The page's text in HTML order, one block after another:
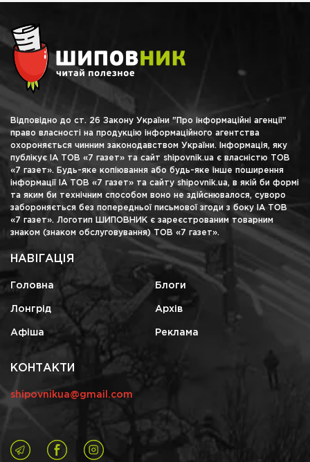
Відповідно до ст. 26 Закону України "Про інформаційні агенції"
право власності на продукцію інформаційного агентства
охороняється чинним законодавством України. Інформація, яку
публікує ІА ТОВ «7 газет» та сайт shipovnik.ua є власністю ТОВ
«7 газет». Будь-яке копіювання або будь-яке інше поширення
інформації ІА ТОВ «7 газет» та сайту shipovnik.ua, в якій би формі
та яким би технічним способом воно не здійснювалося, суворо
забороняється без попередньої письмової згоди з боку ІА ТОВ
«7 газет». Логотип ШИПОВНИК є зареєстрованим товарним
знаком (знаком обслуговування) ТОВ «7 газет».
НАВІГАЦІЯ
Головна Блоги
Лонгрід Архів
Афіша Реклама
КОНТАКТИ
shipovnikua@gmail.com